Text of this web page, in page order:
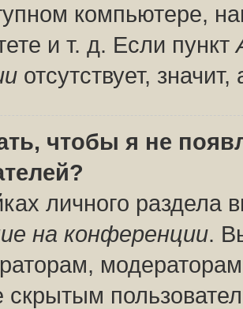
компьютере,
и т. д. Если пункт
отсутствует,
чтобы я не
личного
на конференции.
скрытым